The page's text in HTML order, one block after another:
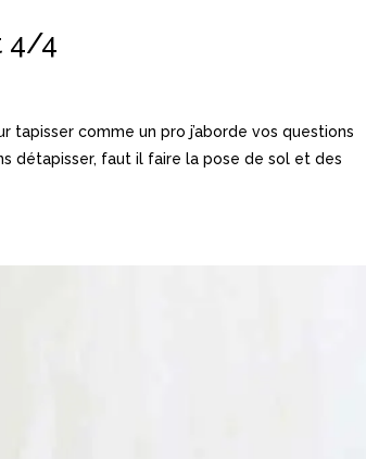
4/4
comme un pro j’aborde vos questions
détapisser, faut il faire la pose de sol et des